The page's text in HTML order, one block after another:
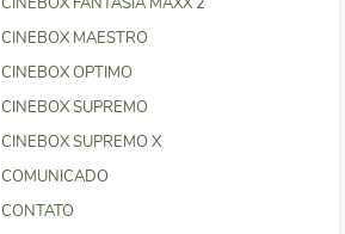
CINEBOX MAESTRO
CINEBOX OPTIMO
CINEBOX SUPREMO
CINEBOX SUPREMO X
COMUNICADO
CONTATO